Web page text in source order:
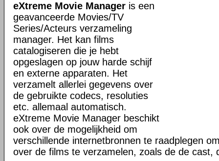
eXtreme Movie Manager is een
geavanceerde Movies/TV
Series/Acteurs verzameling
manager. Het kan films
catalogiseren die je hebt
opgeslagen op jouw harde schijf
en externe apparaten. Het
verzamelt allerlei gegevens over
de gebruikte codecs, resoluties
etc. allemaal automatisch.
eXtreme Movie Manager beschikt
ook over de mogelijkheid om
verschillende internetbronnen te raadplegen
over de films te verzamelen, zoals de de cast,